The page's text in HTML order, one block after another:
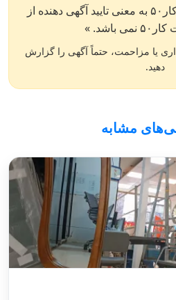
« انتشار آگهی در سایت کار۵۰ به معنی تایید آگهی دهنده از
»
یا مزاحمت، حتماً آگهی را گزارش
دهید.
مشابه